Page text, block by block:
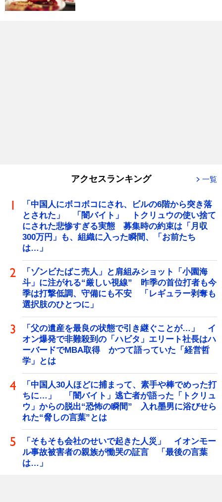
アクセスランキング 一覧
「中国人にボコボコにされ、ビルの6階から突き落
とされた」 「闇バイト」 トクリュウの使い捨て
にされた悲惨すぎる実態 募集時の約束は「月収
300万円」も、組織に入った瞬間、「お前たち
は…」
「ゾンビたばこ売人」と肩組みショット「小園海
斗」に注がれる“厳しい視線” 昨季の首位打者も今
季は打撃低調、守備にも不安 「レギュラー剥奪も
選択肢のひとつに」
「父の遺産を最良の状態で引き継ぐことが…」 イ
オン爆発で非難殺到の「ハビタ」エリート社長はハ
ーバードでMBA取得 かつて語っていた「経営哲
学」とは
「中国人30人ほどに捕まって、素手や棒でめった打
ちに…」 「闇バイト」逃亡者が語った「トクリュ
ウ」からの脱出“恐怖の瞬間” 入れ墨男に浴びせら
れた“脅しの言葉”とは
「そもそも会社のせいで起きた人災」 イオンモー
ル事故被害者の親族が慟哭の証言 「最後の言葉
は…」